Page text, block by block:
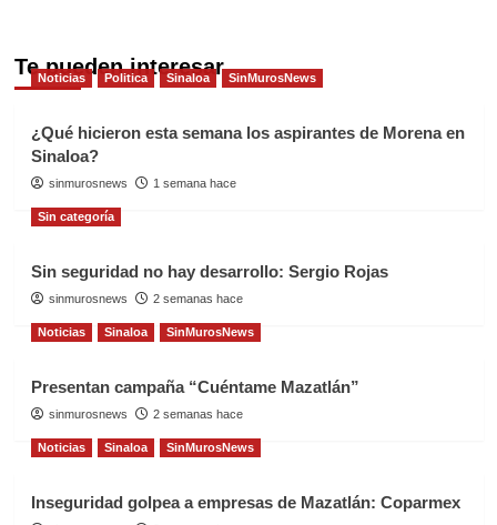
Te pueden interesar
Noticias Politica Sinaloa SinMurosNews
¿Qué hicieron esta semana los aspirantes de Morena en
Sinaloa?
sinmurosnews 1 semana hace
Sin categoría
Sin seguridad no hay desarrollo: Sergio Rojas
sinmurosnews 2 semanas hace
Noticias Sinaloa SinMurosNews
Presentan campaña “Cuéntame Mazatlán”
sinmurosnews 2 semanas hace
Noticias Sinaloa SinMurosNews
Inseguridad golpea a empresas de Mazatlán: Coparmex